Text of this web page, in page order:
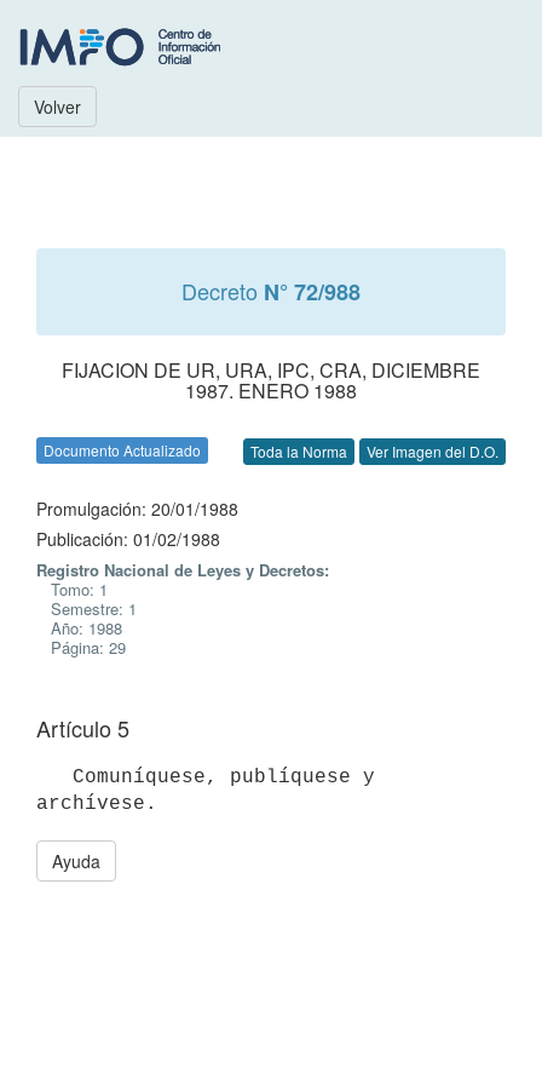
Volver
Decreto N° 72/988
FIJACION DE UR, URA, IPC, CRA, DICIEMBRE
1987. ENERO 1988
Documento Actualizado Toda la Norma Ver Imagen del D.O.
Promulgación: 20/01/1988
Publicación: 01/02/1988
Registro Nacional de Leyes y Decretos:
Tomo: 1
Semestre: 1
Año: 1988
Página: 29
Artículo 5
Ayuda